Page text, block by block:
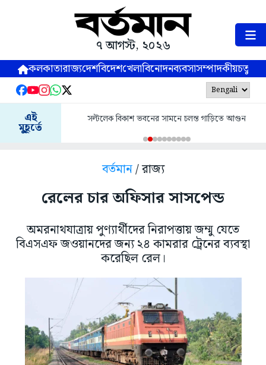
৭ আগস্ট, ২০২৬
কলকাতারাজ্যদেশবিদেশখেলাবিনোদনব্যবসাসম্পাদকীয়
এই
মুহূর্তে
সল্টলেক বিকাশ ভবনের সামনে চলন্ত গাড়িতে আগুন
বর্তমান/ রাজ্য
রেলের চার অফিসার সাসপেন্ড
অমরনাথযাত্রায় পুণ্যার্থীদের নিরাপত্তায় জম্মু যেতে
বিএসএফ জওয়ানদের জন্য ২৪ কামরার ট্রেনের ব্যবস্থা
করেছিল রেল।